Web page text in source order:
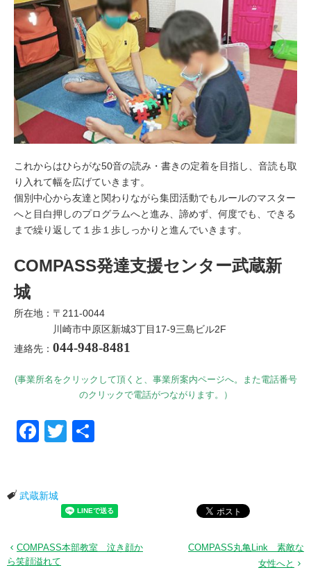
これからはひらがな50音の読み・書きの定着を目指し、音読も取
り入れて幅を広げていきます。
個別中心から友達と関わりながら集団活動でもルールのマスター
へと目白押しのプログラムへと進み、諦めず、何度でも、できる
まで繰り返して１歩１歩しっかりと進んでいきます。
COMPASS発達支援センター武蔵新
城
所在地：〒211-0044
川崎市中原区新城3丁目17-9三島ビル2F
連絡先： 044-948-8481
(事業所名をクリックして頂くと、事業所案内ページへ。また電話番号
のクリックで電話がつながります。）
FacebookTwitter
武蔵新城
COMPASS本部教室 泣き顔か
ら笑顔溢れて
COMPASS丸亀Link 素敵な
女性へと